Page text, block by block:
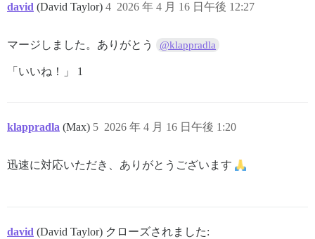
david (David Taylor) 2026 年 4 月 16 日午後 12:27
4
マージしました。ありがとう @klappradla
「いいね！」 1
klappradla (Max) 2026 年 4 月 16 日午後 1:20
5
迅速に対応いただき、ありがとうございます
david (David Taylor) クローズされました: